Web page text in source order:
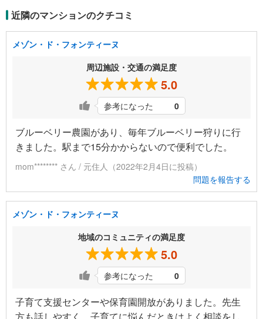
近隣のマンションのクチコミ
メゾン・ド・フォンティーヌ
周辺施設・交通の満足度
5.0
参考になった 0
ブルーベリー農園があり、毎年ブルーベリー狩りに行
きました。駅まで15分かからないので便利でした。
mom******** さん / 元住人（2022年2月4日に投稿）
問題を報告する
メゾン・ド・フォンティーヌ
地域のコミュニティの満足度
5.0
参考になった 0
子育て支援センターや保育園開放がありました。先生